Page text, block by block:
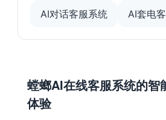
螳螂AI在线客服系统的智
体验
AI对话客服系统 AI套电